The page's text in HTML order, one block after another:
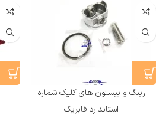
رینگ و پیستون های کلیک شماره
استاندارد فابریک